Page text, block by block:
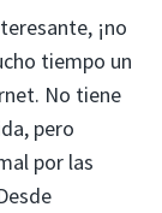
¡no
tiempo un
No tiene
pero
por las